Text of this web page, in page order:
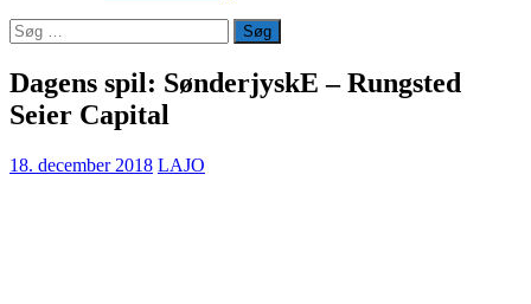
Søg
efter:
Dagens spil: SønderjyskE – Rungsted
Seier Capital
18. december 2018 LAJO